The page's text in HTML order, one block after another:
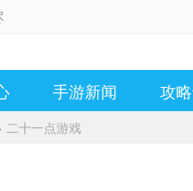
手游新闻 攻
二十一点游戏